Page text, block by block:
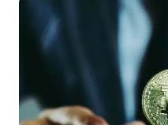
26.1兆日圓，而BtoB-
達到514.4兆日圓。特